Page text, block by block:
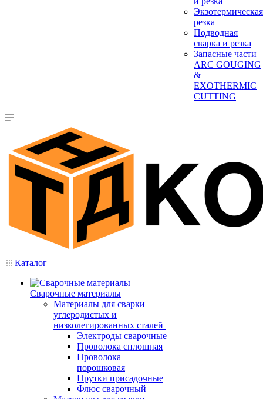
Экзотермическая
резка
Подводная
сварка и резка
Запасные части
ARC GOUGING
&
EXOTHERMIC
CUTTING
Каталог
Сварочные материалы
Материалы для сварки
углеродистых и
низколегированных сталей
Электроды сварочные
Проволока сплошная
Проволока
порошковая
Прутки присадочные
Флюс сварочный